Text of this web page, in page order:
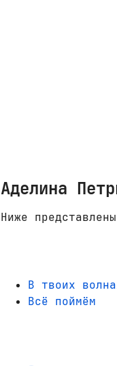
Аделина
Ниже
В твоих
Всё поймём